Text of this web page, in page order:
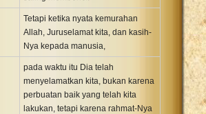
Tetapi ketika nyata kemurahan
Allah, Juruselamat kita, dan kasih-
Nya kepada manusia,
pada waktu itu Dia telah
menyelamatkan kita, bukan karena
perbuatan baik yang telah kita
lakukan, tetapi karena rahmat-Nya